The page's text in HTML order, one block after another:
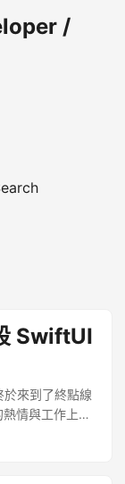
/
SwiftUI
來到了終點線
情與工作上學
台灣公路 K 點